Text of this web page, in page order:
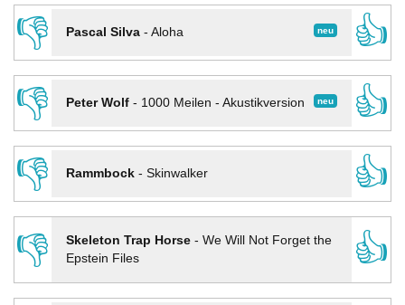
👎
neu
Pascal Silva- Aloha
👍
👎
neu
Peter Wolf- 1000 Meilen - Akustikversion
👍
👎
Rammbock- Skinwalker
👍
👎
Skeleton Trap Horse- We Will Not Forget the
Epstein Files
👍